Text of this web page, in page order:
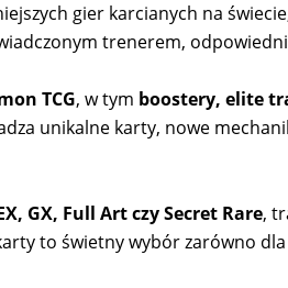
gier karcianych na
trenerem,
TCG, w tym boostery, elite
unikalne karty, nowe
GX, Full Art czy Secret Rare,
to świetny wybór zarówno